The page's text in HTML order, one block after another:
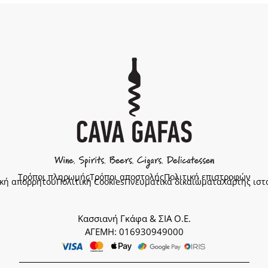
Τρόποι πληρωμήςΤρόποι αποστολήςΠολιτική επιστροφών
απορρήτουΠολιτική CookiesΠνευματικά δικαιώματαΧάρτης
Κασσιανή Γκάφα & ΣΙΑ Ο.Ε.
ΑΓΕΜΗ: 016930949000